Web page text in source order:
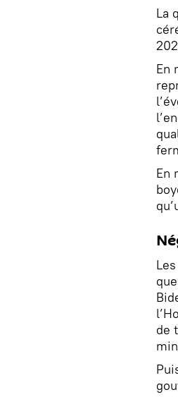
La
En
En
de